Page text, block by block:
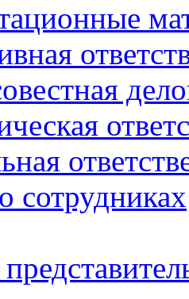
сотрудниках